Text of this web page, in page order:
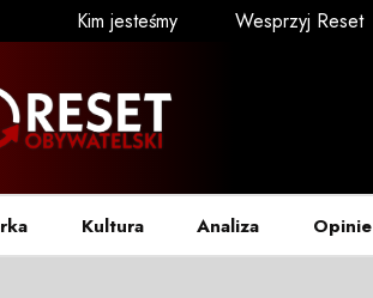
Kim jesteśmy Wesprzyj Reset
Kultura Analiza Opinie